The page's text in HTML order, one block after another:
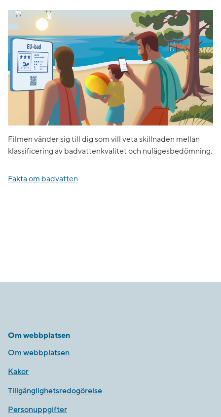
Filmen vänder sig till dig som vill veta skillnaden mellan
klassificering av badvattenkvalitet och nulägesbedömning.
Fakta om badvatten
Om webbplatsen
Om webbplatsen
Kakor
Tillgänglighetsredogörelse
Personuppgifter